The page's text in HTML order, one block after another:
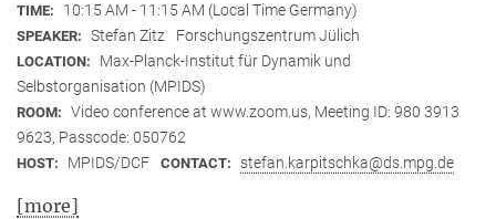
TIME: 10:15 AM - 11:15 AM (Local Time Germany)
SPEAKER: Stefan Zitz Forschungszentrum Jülich
LOCATION:
Max-Planck-Institut für Dynamik und
Selbstorganisation (MPIDS)
ROOM: Video conference at www.zoom.us, Meeting ID: 980 3913
9623, Passcode: 050762
HOST: MPIDS/DCF CONTACT: stefan.karpitschka@ds.mpg.de
[more]